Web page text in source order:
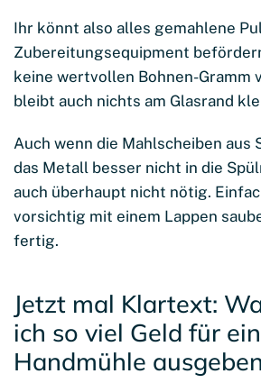
Ihr könnt also alles gemahlene
Zubereitungsequipment
keine wertvollen Bohnen-Gramm
bleibt auch nichts am Glasrand
Auch wenn die Mahlscheiben aus
das Metall besser nicht in die
auch überhaupt nicht nötig.
vorsichtig mit einem Lappen
fertig.
Jetzt mal Klartext:
ich so viel Geld für
Handmühle